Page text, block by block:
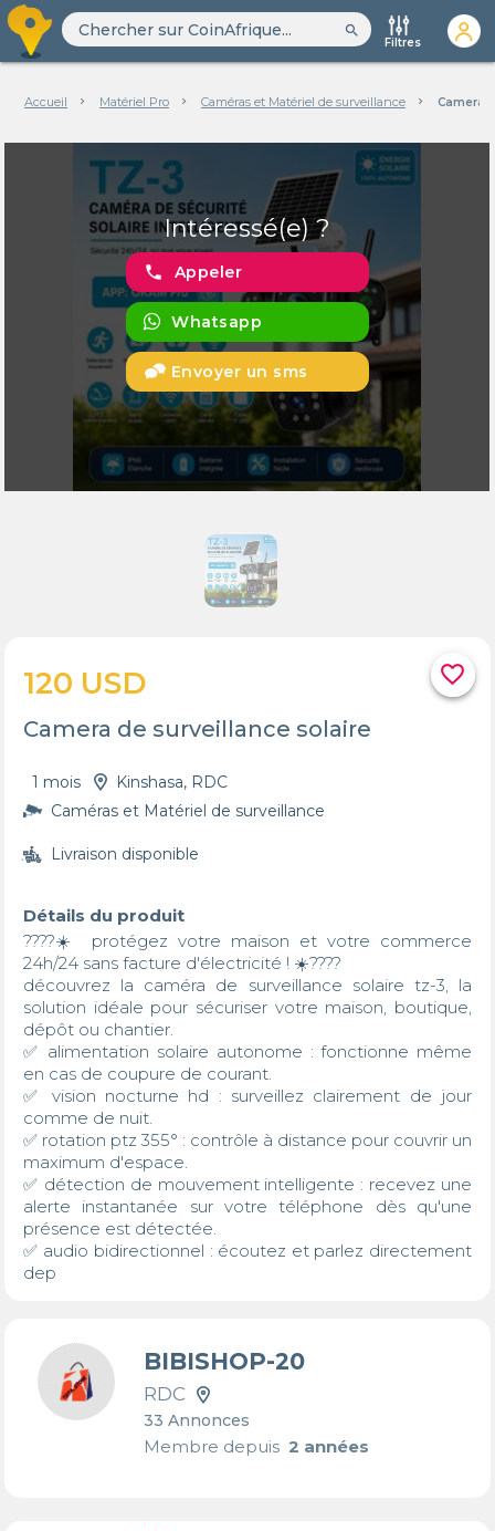
search
Filtres
Accueil Matériel Pro Caméras et Matériel de surveillance Camera
Intéressé(e) ?
phone Appeler
Whatsapp
Envoyer un sms
favorite_border
120 USD
Camera de surveillance solaire
1 mois
Kinshasa, RDC
Caméras et Matériel de surveillance
Livraison disponible
Détails du produit
????☀️ protégez votre maison et votre commerce
24h/24 sans facture d'électricité ! ☀️????
découvrez la caméra de surveillance solaire tz-3, la
solution idéale pour sécuriser votre maison, boutique,
dépôt ou chantier.
✅ alimentation solaire autonome : fonctionne même
en cas de coupure de courant.
✅ vision nocturne hd : surveillez clairement de jour
comme de nuit.
✅ rotation ptz 355° : contrôle à distance pour couvrir un
maximum d'espace.
✅ détection de mouvement intelligente : recevez une
alerte instantanée sur votre téléphone dès qu'une
présence est détectée.
✅ audio bidirectionnel : écoutez et parlez directement
dep
BIBISHOP-20
RDC
33 Annonces
Membre depuis2 années